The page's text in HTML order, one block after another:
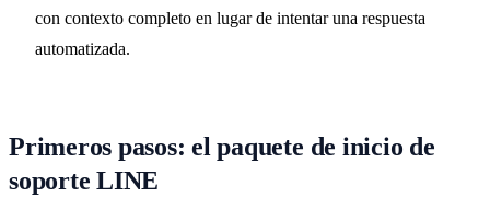
con contexto completo en lugar de intentar una respuesta
automatizada.
Primeros pasos: el paquete de inicio de
soporte LINE